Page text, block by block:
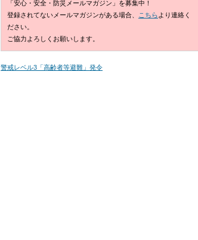
「安心・安全・防災メールマガジン」を募集中！
登録されてないメールマガジンがある場合、
こちら より連絡く
ださい。
ご協力よろしくお願いします。
警戒レベル3「高齢者等避難」発令